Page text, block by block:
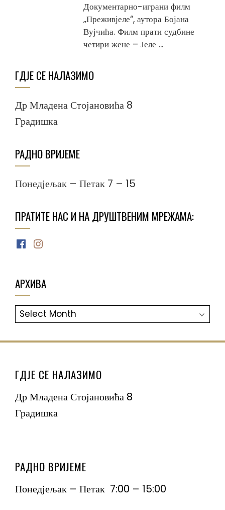
Документарно-играни филм
„Преживјеле“, аутора Бојана
Вујчића. Филм прати судбине
четири жене – Јеле ...
ГДЈЕ СЕ НАЛАЗИМО
Др Младена Стојановића 8
Градишка
РАДНО ВРИЈЕМЕ
Понедјељак – Петак 7 – 15
ПРАТИТЕ НАС И НА ДРУШТВЕНИМ МРЕЖАМА:
Facebook
Instagram
АРХИВА
АРХИВА
ГДЈЕ СЕ НАЛАЗИМО
Др Младена Стојановића 8
Градишка
РАДНО ВРИЈЕМЕ
Понедјељак – Петак 7:00 – 15:00